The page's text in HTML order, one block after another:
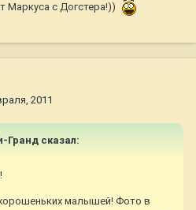
Маркуса с Догстера!))
2011
Гранд сказал:
малышей! Фото в